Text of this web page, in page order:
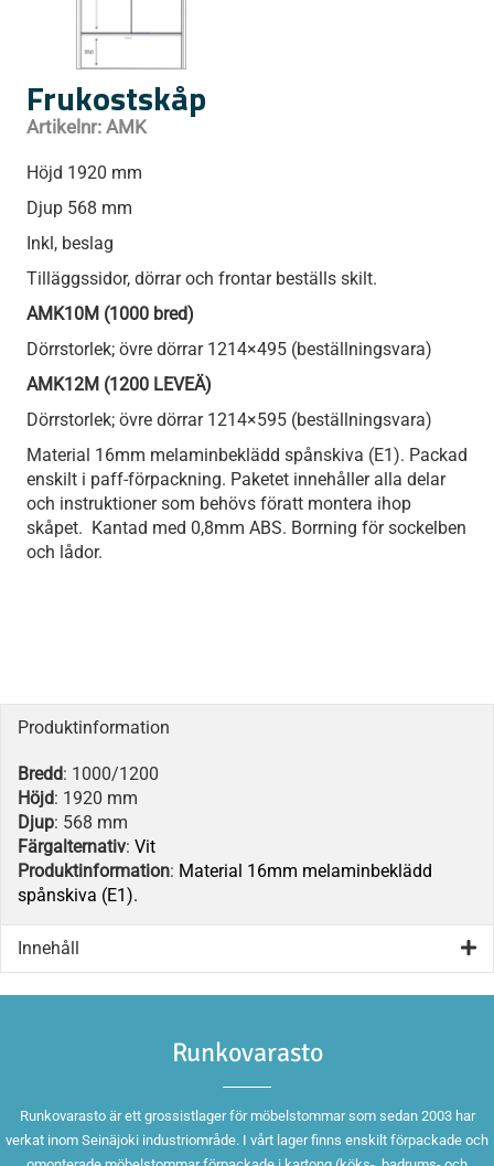
Frukostskåp
Artikelnr: AMK
Höjd 1920 mm
Djup 568 mm
Inkl, beslag
Tilläggssidor, dörrar och frontar beställs skilt.
AMK10M (1000 bred)
Dörrstorlek; övre dörrar 1214×495 (beställningsvara)
AMK12M (1200 LEVEÄ)
Dörrstorlek; övre dörrar 1214×595 (beställningsvara)
Material 16mm melaminbeklädd spånskiva (E1). Packad
enskilt i paff-förpackning. Paketet innehåller alla delar
och instruktioner som behövs föratt montera ihop
skåpet. Kantad med 0,8mm ABS. Borrning för sockelben
och lådor.
Produktinformation
Bredd: 1000/1200
Höjd: 1920 mm
Djup: 568 mm
Färgalternativ: Vit
Produktinformation: Material 16mm melaminbeklädd
spånskiva (E1).
Innehåll
Runkovarasto
Runkovarasto är ett grossistlager för möbelstommar som sedan 2003 har
verkat inom Seinäjoki industriområde. I vårt lager finns enskilt förpackade och